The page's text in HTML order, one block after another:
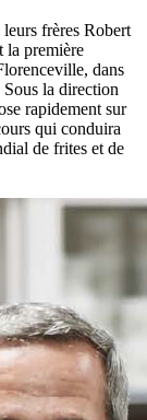
frères Robert
la première
dans
la direction
rapidement sur
qui conduira
de frites et de